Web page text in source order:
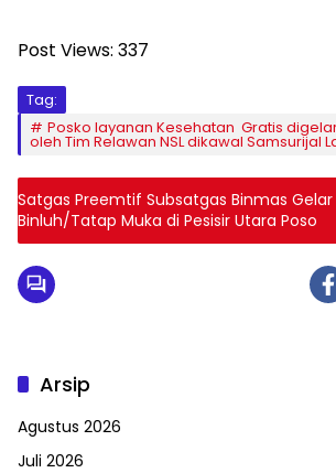
Post Views: 337
Tag:
Posko layanan Kesehatan Gratis
oleh Tim Relawan NSL dikawal Samsurijal
Satgas Preemtif Subsatgas Binmas
Binluh/Tatap Muka di Pesisir Utara Poso
Arsip
Agustus 2026
Juli 2026